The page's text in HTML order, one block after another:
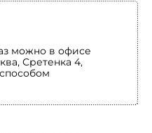
можно в офисе
Сретенка 4,